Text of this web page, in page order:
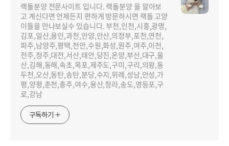
랙돌분양 전문사이트 입니다. 랙돌분양 을 알아보
고 계신다면 언제든지 편하게 방문하시면 랙돌 고양
이들을 만나보실수 있습니다. 부천,인천,시흥,광명,
김포,일산,용인,과천,안양,안산,의정부,포천,연천,
파주,남양주,평택,천안,수원,화성,원주,여주,이천,
전주,청주,대전,서산,태안,당진,온양,부산,대구,울
산,김해,동해,속초,목포,제주도,구미,구리,의왕,동
두천,오산,동탄,송탄,분당,수지,위례,성남,안성,가
평,양평,춘천,충주,여수,용산,청라,송도,영등포,구
로,강남
구독하기